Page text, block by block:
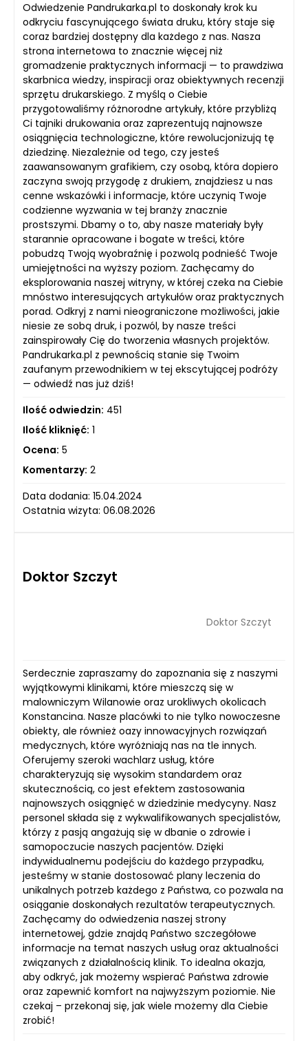
Odwiedzenie Pandrukarka.pl to doskonały krok ku
odkryciu fascynującego świata druku, który staje się
coraz bardziej dostępny dla każdego z nas. Nasza
strona internetowa to znacznie więcej niż
gromadzenie praktycznych informacji — to prawdziwa
skarbnica wiedzy, inspiracji oraz obiektywnych recenzji
sprzętu drukarskiego. Z myślą o Ciebie
przygotowaliśmy różnorodne artykuły, które przybliżą
Ci tajniki drukowania oraz zaprezentują najnowsze
osiągnięcia technologiczne, które rewolucjonizują tę
dziedzinę. Niezależnie od tego, czy jesteś
zaawansowanym grafikiem, czy osobą, która dopiero
zaczyna swoją przygodę z drukiem, znajdziesz u nas
cenne wskazówki i informacje, które uczynią Twoje
codzienne wyzwania w tej branży znacznie
prostszymi. Dbamy o to, aby nasze materiały były
starannie opracowane i bogate w treści, które
pobudzą Twoją wyobraźnię i pozwolą podnieść Twoje
umiejętności na wyższy poziom. Zachęcamy do
eksplorowania naszej witryny, w której czeka na Ciebie
mnóstwo interesujących artykułów oraz praktycznych
porad. Odkryj z nami nieograniczone możliwości, jakie
niesie ze sobą druk, i pozwól, by nasze treści
zainspirowały Cię do tworzenia własnych projektów.
Pandrukarka.pl z pewnością stanie się Twoim
zaufanym przewodnikiem w tej ekscytującej podróży
— odwiedź nas już dziś!
Ilość odwiedzin: 451
Ilość kliknięć: 1
Ocena: 5
Komentarzy: 2
Data dodania: 15.04.2024
Ostatnia wizyta: 06.08.2026
Doktor Szczyt
Doktor Szczyt
Serdecznie zapraszamy do zapoznania się z naszymi
wyjątkowymi klinikami, które mieszczą się w
malowniczym Wilanowie oraz urokliwych okolicach
Konstancina. Nasze placówki to nie tylko nowoczesne
obiekty, ale również oazy innowacyjnych rozwiązań
medycznych, które wyróżniają nas na tle innych.
Oferujemy szeroki wachlarz usług, które
charakteryzują się wysokim standardem oraz
skutecznością, co jest efektem zastosowania
najnowszych osiągnięć w dziedzinie medycyny. Nasz
personel składa się z wykwalifikowanych specjalistów,
którzy z pasją angażują się w dbanie o zdrowie i
samopoczucie naszych pacjentów. Dzięki
indywidualnemu podejściu do każdego przypadku,
jesteśmy w stanie dostosować plany leczenia do
unikalnych potrzeb każdego z Państwa, co pozwala na
osiąganie doskonałych rezultatów terapeutycznych.
Zachęcamy do odwiedzenia naszej strony
internetowej, gdzie znajdą Państwo szczegółowe
informacje na temat naszych usług oraz aktualności
związanych z działalnością klinik. To idealna okazja,
aby odkryć, jak możemy wspierać Państwa zdrowie
oraz zapewnić komfort na najwyższym poziomie. Nie
czekaj – przekonaj się, jak wiele możemy dla Ciebie
zrobić!